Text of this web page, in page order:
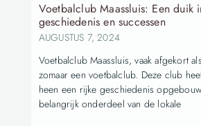
Voetbalclub Maassluis: Een duik
geschiedenis en successen
AUGUSTUS 7, 2024
Voetbalclub Maassluis, vaak afgekort
zomaar een voetbalclub. Deze club
heen een rijke geschiedenis
belangrijk onderdeel van de lokale